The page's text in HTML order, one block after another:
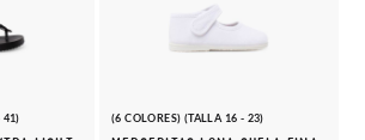
41) (6 COLORES) (TALLA 16 - 23)